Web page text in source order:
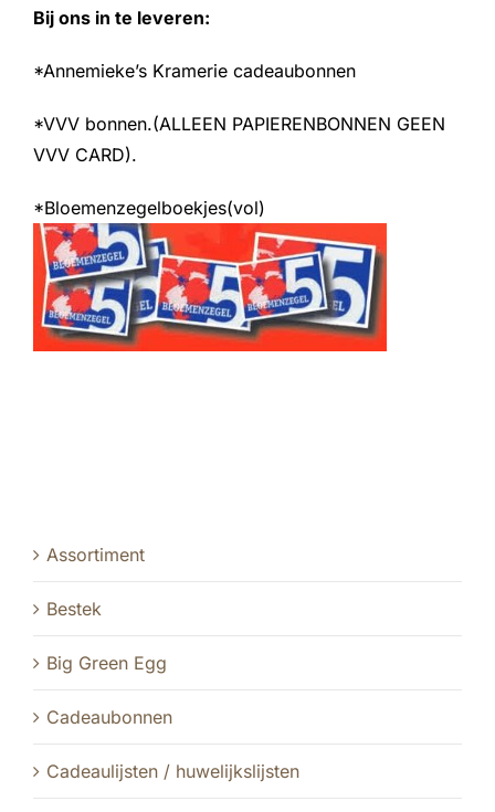
Bij ons in te leveren:
*Annemieke’s Kramerie cadeaubonnen
*VVV bonnen.(ALLEEN PAPIERENBONNEN GEEN
VVV CARD).
*Bloemenzegelboekjes(vol)
Assortiment
Bestek
Big Green Egg
Cadeaubonnen
Cadeaulijsten / huwelijkslijsten